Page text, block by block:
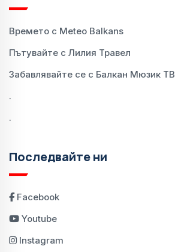
Времето с Meteo Balkans
Пътувайте с Лилия Травел
Забавлявайте се с Балкан Мюзик ТВ
.
.
Последвайте ни
Facebook
Youtube
Instagram